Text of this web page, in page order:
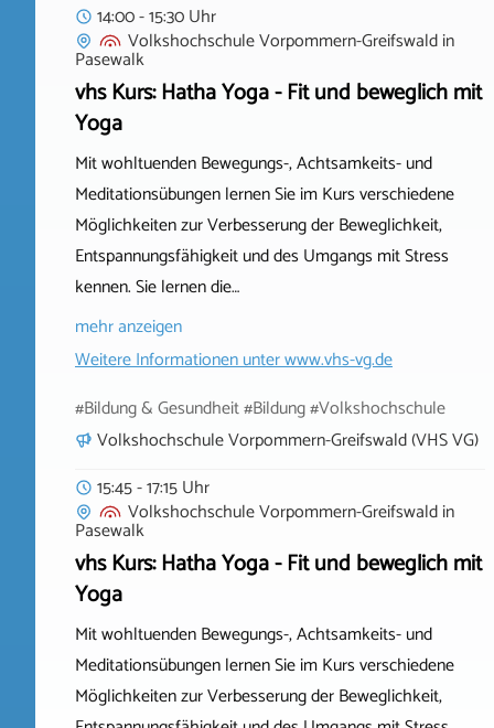
14:00 - 15:30 Uhr
Volkshochschule Vorpommern-Greifswaldin
Pasewalk
vhs Kurs: Hatha Yoga - Fit und beweglich mit
Yoga
Mit wohltuenden Bewegungs-, Achtsamkeits- und
Meditationsübungen lernen Sie im Kurs verschiedene
Möglichkeiten zur Verbesserung der Beweglichkeit,
Entspannungsfähigkeit und des Umgangs mit Stress
kennen. Sie lernen die…
mehr anzeigen
Weitere Informationen unterwww.vhs-vg.de
#Bildung & Gesundheit #Bildung #Volkshochschule
Volkshochschule Vorpommern-Greifswald (VHS VG)
15:45 - 17:15 Uhr
Volkshochschule Vorpommern-Greifswaldin
Pasewalk
vhs Kurs: Hatha Yoga - Fit und beweglich mit
Yoga
Mit wohltuenden Bewegungs-, Achtsamkeits- und
Meditationsübungen lernen Sie im Kurs verschiedene
Möglichkeiten zur Verbesserung der Beweglichkeit,